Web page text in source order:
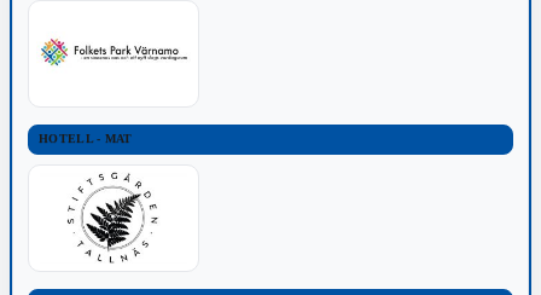
HOTELL - MAT